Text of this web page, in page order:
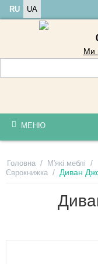
RU UA
Ми
МЕНЮ
Головна / М'які меблі /
Єврокнижка / Диван